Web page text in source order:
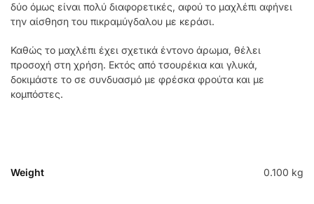
δύο όμως είναι πολύ διαφορετικές, αφού το μαχλέπι αφήνει
την αίσθηση του πικραμύγδαλου με κεράσι.
Καθώς το μαχλέπι έχει σχετικά έντονο άρωμα, θέλει
προσοχή στη χρήση. Εκτός από τσουρέκια και γλυκά,
δοκιμάστε το σε συνδυασμό με φρέσκα φρούτα και με
κομπόστες.
Weight 0.100 kg